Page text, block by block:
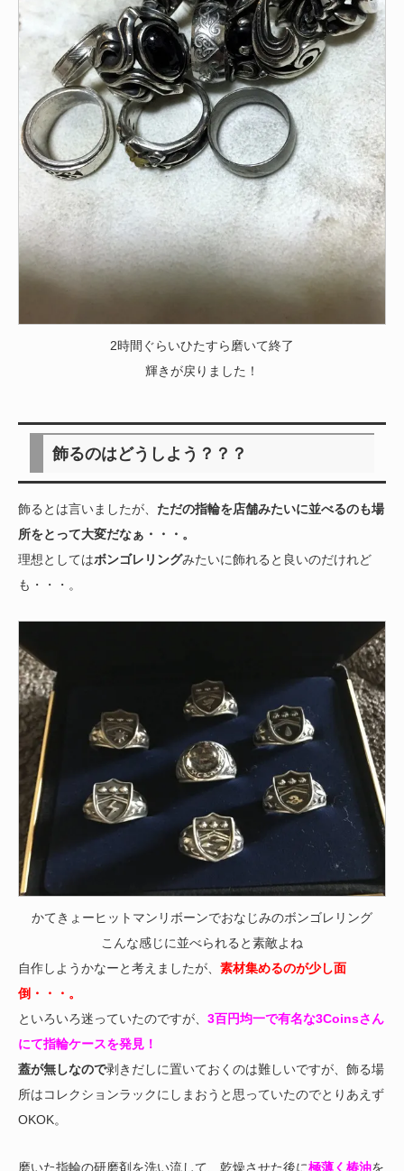
2時間ぐらいひたすら磨いて終了
輝きが戻りました！
飾るのはどうしよう？？？
飾るとは言いましたが、 ただの指輪を店舗みたいに並べるのも場
所をとって大変だなぁ・・・。
理想としてはボンゴレリングみたいに飾れると良いのだけれど
も・・・。
かてきょーヒットマンリボーンでおなじみのボンゴレリング
こんな感じに並べられると素敵よね
自作しようかなーと考えましたが、 素材集めるのが少し面
倒・・・。
といろいろ迷っていたのですが、 3百円均一で有名な3Coinsさん
にて指輪ケースを発見！
蓋が無しなので剥きだしに置いておくのは難しいですが、飾る場
所はコレクションラックにしまおうと思っていたのでとりあえず
OKOK。
磨いた指輪の研磨剤を洗い流して、乾燥させた後に極薄く椿油を